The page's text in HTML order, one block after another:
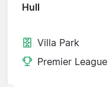
Hull
Villa Park
Premier League